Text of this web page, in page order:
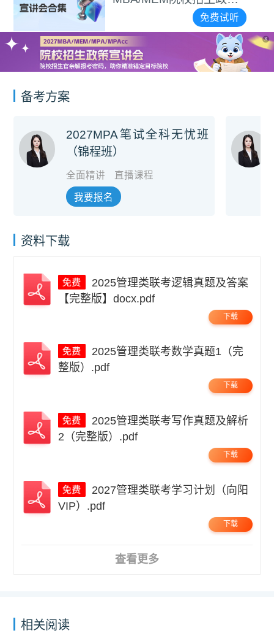
免费试听
X
备考方案
2027MPA笔试全科无忧班
（锦程班）
全面精讲 直播课程
我要报名
资料下载
【完整版】docx.pdf
下载
整版）.pdf
下载
2（完整版）.pdf
下载
VIP）.pdf
下载
查看更多
相关阅读